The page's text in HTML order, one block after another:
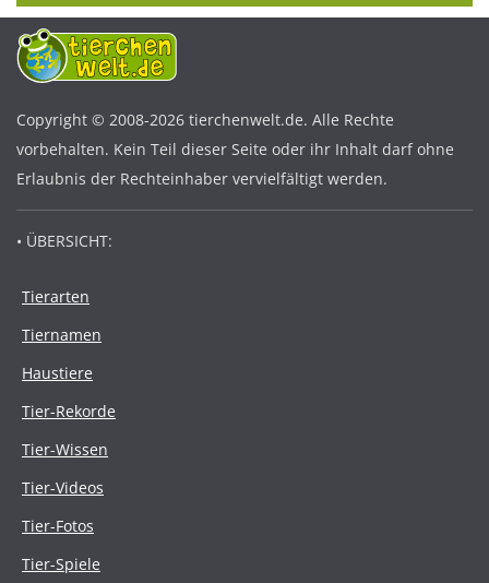
Copyright © 2008-2026 tierchenwelt.de. Alle Rechte
vorbehalten. Kein Teil dieser Seite oder ihr Inhalt darf ohne
Erlaubnis der Rechteinhaber vervielfältigt werden.
• ÜBERSICHT:
Tierarten
Tiernamen
Haustiere
Tier-Rekorde
Tier-Wissen
Tier-Videos
Tier-Fotos
Tier-Spiele